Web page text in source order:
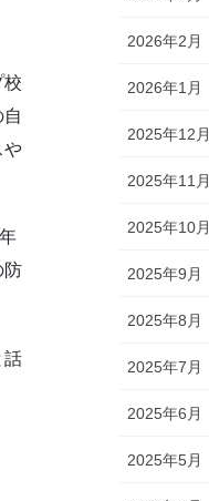
校
や
防
話
2026年2月
2026年1月
2025年12月
2025年11月
2025年10月
2025年9月
2025年8月
2025年7月
2025年6月
2025年5月